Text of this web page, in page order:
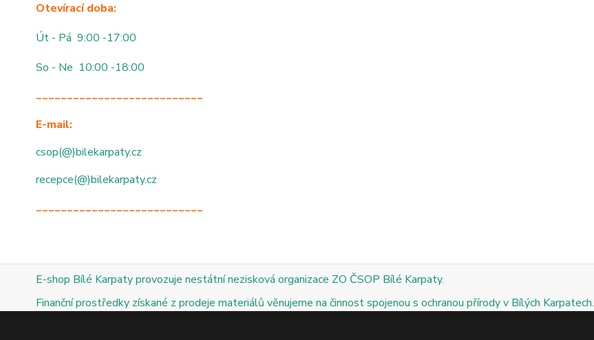
Otevírací doba:
Út - Pá 9:00 -17:00
So - Ne 10:00 -18:00
___________________________
E-mail:
csop(@)bilekarpaty.cz
recepce(@)bilekarpaty.cz
___________________________
E-shop Bílé Karpaty provozuje nestátní nezisková organizace ZO ČSOP Bílé Karpaty.
Finanční prostředky získané z prodeje materiálů věnujeme na činnost spojenou s ochranou přírody v Bílých Karpatech.